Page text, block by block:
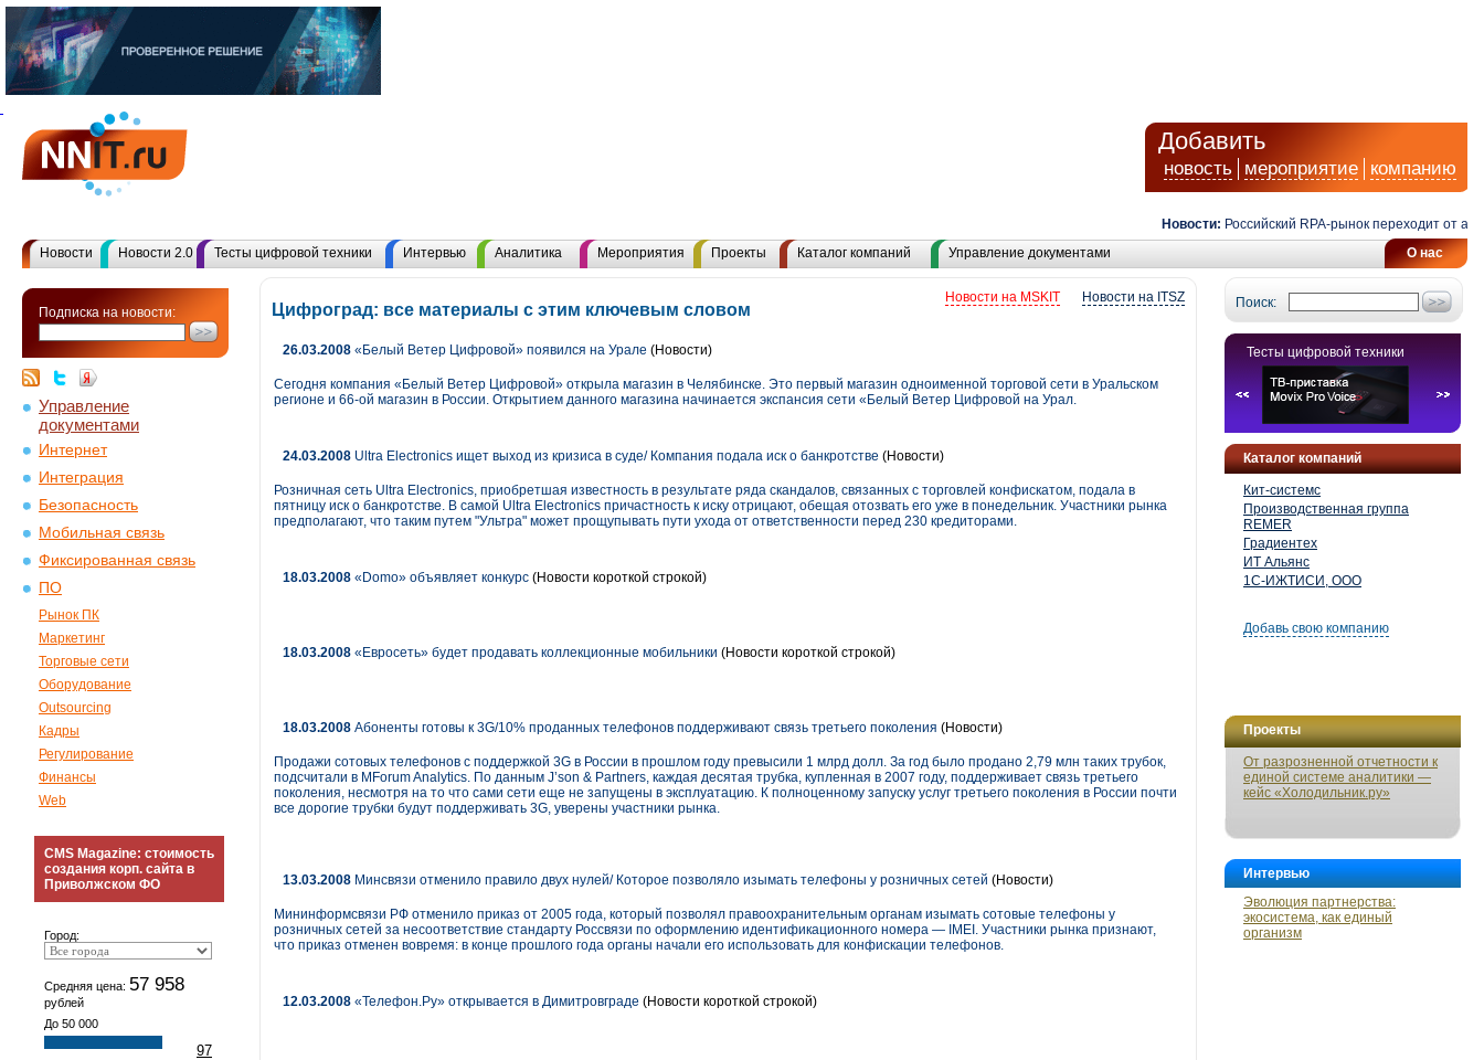
Добавить
новость мероприятие компанию
Новости: Российский RPA-рынок переходит от
О нас
Новости Новости 2.0 Тесты цифровой техники Интервью Аналитика Мероприятия Проекты Каталог компаний Управление документами
Подписка на новости:
Управление
документами
Интернет
Интеграция
Безопасность
Мобильная связь
Фиксированная связь
ПО
Рынок ПК
Маркетинг
Торговые сети
Оборудование
Outsourcing
Кадры
Регулирование
Финансы
Web
CMS Magazine: стоимость
создания корп. сайта в
Приволжском ФО
Город:
Средняя цена: 57 958
рублей
До 50 000
97
Поиск:
Тесты цифровой техники
Каталог компаний
Кит-системс
Производственная группа
REMER
Градиентех
ИТ Альянс
1С-ИЖТИСИ, ООО
Добавь свою компанию
Проекты
От разрозненной отчетности к
единой системе аналитики —
кейс «Холодильник.ру»
Интервью
Эволюция партнерства:
экосистема, как единый
организм
Новости на ITSZ
Новости на MSKIT
Цифроград: все материалы с этим ключевым словом
26.03.2008 «Белый Ветер Цифровой» появился на Урале (Новости)
Сегодня компания «Белый Ветер Цифровой» открыла магазин в Челябинске. Это первый магазин одноименной торговой сети в Уральском
регионе и 66-ой магазин в России. Открытием данного магазина начинается экспансия сети «Белый Ветер Цифровой на Урал.
24.03.2008 Ultra Electronics ищет выход из кризиса в суде/ Компания подала иск о банкротстве (Новости)
Розничная сеть Ultra Electronics, приобретшая известность в результате ряда скандалов, связанных с торговлей конфискатом, подала в
пятницу иск о банкротстве. В самой Ultra Electronics причастность к иску отрицают, обещая отозвать его уже в понедельник. Участники рынка
предполагают, что таким путем "Ультра" может прощупывать пути ухода от ответственности перед 230 кредиторами.
18.03.2008 «Domo» объявляет конкурс (Новости короткой строкой)
18.03.2008 «Евросеть» будет продавать коллекционные мобильники (Новости короткой строкой)
18.03.2008 Абоненты готовы к 3G/10% проданных телефонов поддерживают связь третьего поколения (Новости)
Продажи сотовых телефонов с поддержкой 3G в России в прошлом году превысили 1 млрд долл. За год было продано 2,79 млн таких трубок,
подсчитали в MForum Analytics. По данным J’son & Partners, каждая десятая трубка, купленная в 2007 году, поддерживает связь третьего
поколения, несмотря на то что сами сети еще не запущены в эксплуатацию. К полноценному запуску услуг третьего поколения в России почти
все дорогие трубки будут поддерживать 3G, уверены участники рынка.
13.03.2008 Минсвязи отменило правило двух нулей/ Которое позволяло изымать телефоны у розничных сетей (Новости)
Мининформсвязи РФ отменило приказ от 2005 года, который позволял правоохранительным органам изымать сотовые телефоны у
розничных сетей за несоответствие стандарту Россвязи по оформлению идентификационного номера — IMEI. Участники рынка признают,
что приказ отменен вовремя: в конце прошлого года органы начали его использовать для конфискации телефонов.
12.03.2008 «Телефон.Ру» открывается в Димитровграде (Новости короткой строкой)